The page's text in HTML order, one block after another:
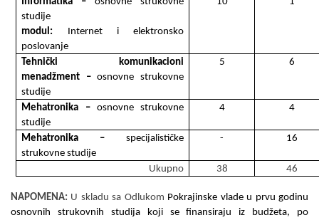
studije
modul:
Internet i elektronsko
poslovanje
Tehnički komunikacioni
menadžment –osnovne strukovne
studije
5 6
Mehatronika – osnovne strukovne
studije
4 4
Mehatronika – specijalističke
strukovne studije
- 16
Ukupno 38 46
NAPOMENA: U skladu sa Odlukom Pokrajinske vlade u prvu godinu
osnovnih strukovnih studija koji se finansiraju iz budžeta, po